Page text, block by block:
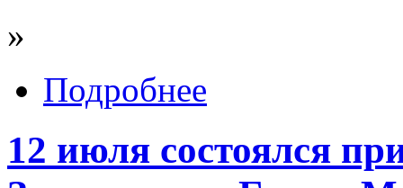
»
Подробнее
12 июля состоялся